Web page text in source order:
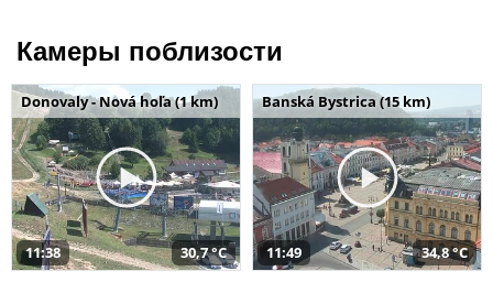
Камеры поблизости
Donovaly - Nová hoľa (1 km)
11:38 30,7 °C
Banská Bystrica (15 km)
11:49 34,8 °C